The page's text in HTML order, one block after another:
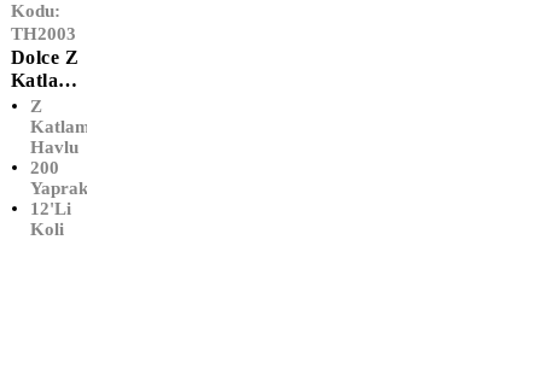
Kodu:
TH2003
Dolce Z
Katlama
Lı
Dispense
R Havlu
(12'li)
Z
Katlamalı
Havlu
200
Yaprak
12'li
Koli